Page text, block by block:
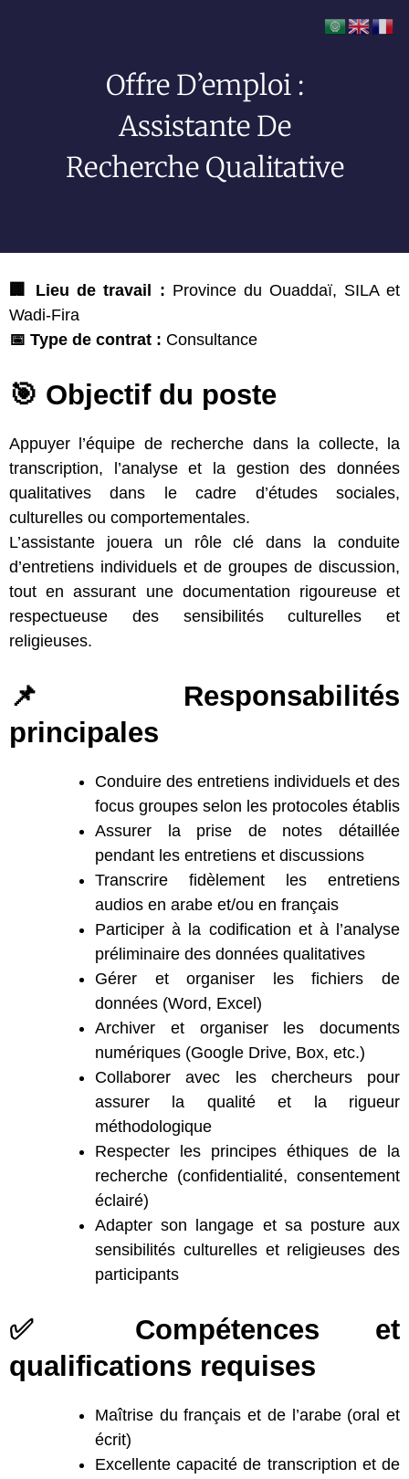
Offre D’emploi :
Assistante De
Recherche Qualitative
🏢 Lieu de travail : Province du Ouaddaï, SILA et
Wadi-Fira
📅 Type de contrat : Consultance
🎯 Objectif du poste
Appuyer l’équipe de recherche dans la collecte, la
transcription, l’analyse et la gestion des données
qualitatives dans le cadre d’études sociales,
culturelles ou comportementales.
L’assistante jouera un rôle clé dans la conduite
d’entretiens individuels et de groupes de discussion,
tout en assurant une documentation rigoureuse et
respectueuse des sensibilités culturelles et
religieuses.
📌 Responsabilités
principales
Conduire des entretiens individuels et des
focus groupes selon les protocoles établis
Assurer la prise de notes détaillée
pendant les entretiens et discussions
Transcrire fidèlement les entretiens
audios en arabe et/ou en français
Participer à la codification et à l’analyse
préliminaire des données qualitatives
Gérer et organiser les fichiers de
données (Word, Excel)
Archiver et organiser les documents
numériques (Google Drive, Box, etc.)
Collaborer avec les chercheurs pour
assurer la qualité et la rigueur
méthodologique
Respecter les principes éthiques de la
recherche (confidentialité, consentement
éclairé)
Adapter son langage et sa posture aux
sensibilités culturelles et religieuses des
participants
✅ Compétences et
qualifications requises
Maîtrise du français et de l’arabe (oral et
écrit)
Excellente capacité de transcription et de